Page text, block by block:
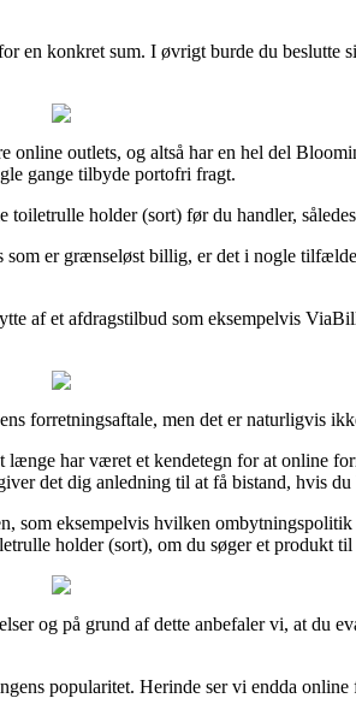
en konkret sum. I øvrigt burde du
outlets, og altså har en hel del
gange tilbyde portofri fragt.
holder (sort) før du handler,
er grænseløst billig, er det i nogle
af et afdragstilbud som eksempelvis
forretningsaftale, men det er naturligvis
har været et kendetegn for at online
det dig anledning til at få bistand, hvis
eksempelvis hvilken
holder (sort), om du søger et produkt
og på grund af dette anbefaler vi, at du
popularitet. Herinde ser vi endda